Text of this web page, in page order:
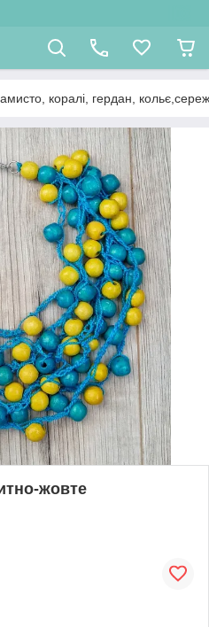
коралі, гердан,
жовте